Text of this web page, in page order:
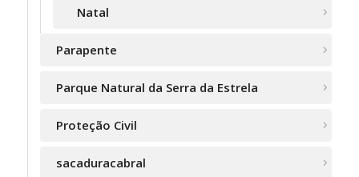
Natal
Parapente
Parque Natural da Serra da Estrela
Proteção Civil
sacaduracabral